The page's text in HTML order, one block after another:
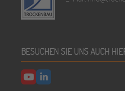
BESUCHEN SIE UNS AUCH
YouTubeLinkedIn